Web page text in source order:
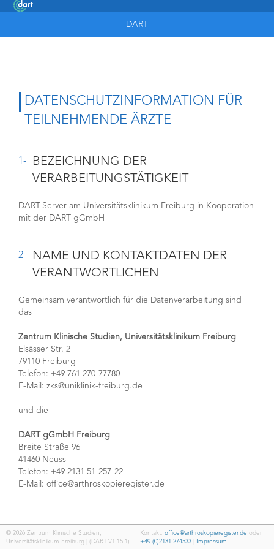
DART
DATENSCHUTZINFORMATION FÜR
TEILNEHMENDE ÄRZTE
1
BEZEICHNUNG DER
VERARBEITUNGSTÄTIGKEIT
DART-Server am Universitätsklinikum Freiburg in Kooperation
mit der DART gGmbH
2
NAME UND KONTAKTDATEN DER
VERANTWORTLICHEN
Gemeinsam verantwortlich für die Datenverarbeitung sind
das
Zentrum Klinische Studien, Universitätsklinikum Freiburg
Elsässer Str. 2
79110 Freiburg
Telefon: +49 761 270-77780
E-Mail: zks@uniklinik-freiburg.de
und die
DART gGmbH Freiburg
Breite Straße 96
41460 Neuss
Telefon: +49 2131 51-257-22
E-Mail: office@arthroskopieregister.de
Ihre medizinische Einrichtung (z. B.
Krankenhaus/MVZ/Arztpraxis etc., nachfolgend
© 2026 Zentrum Klinische Studien,
Universitätsklinikum Freiburg | (DART-V1.15.1)
Kontakt:office@arthroskopieregister.de oder
+49 (0)2131 274533
Impressum